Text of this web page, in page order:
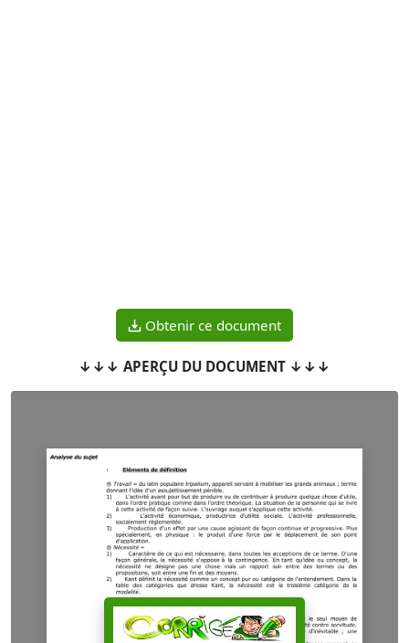
Obtenir ce document
↓↓↓ APERÇU DU DOCUMENT ↓↓↓